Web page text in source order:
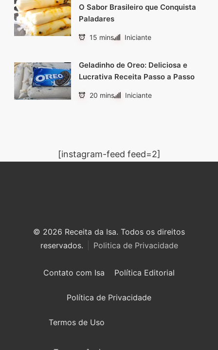
O Sabor Brasileiro que Conquista
Paladares
15 mins Iniciante
Geladinho de Oreo: Deliciosa e
Lucrativa Receita Passo a Passo
20 mins Iniciante
[instagram-feed feed=2]
© 2026 Receita da Isa. Todos os direitos
reservados.
Politica de Privacidade
Contato com Isa Política Editorial
Política de Privacidade
Termos de Uso